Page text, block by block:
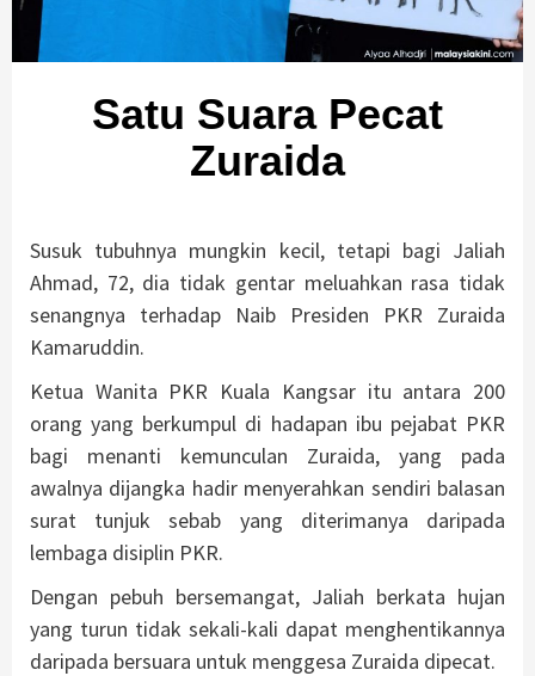
Satu Suara Pecat
Zuraida
Susuk tubuhnya mungkin kecil, tetapi bagi Jaliah
Ahmad, 72, dia tidak gentar meluahkan rasa tidak
senangnya terhadap Naib Presiden PKR Zuraida
Kamaruddin.
Ketua Wanita PKR Kuala Kangsar itu antara 200
orang yang berkumpul di hadapan ibu pejabat PKR
bagi menanti kemunculan Zuraida, yang pada
awalnya dijangka hadir menyerahkan sendiri balasan
surat tunjuk sebab yang diterimanya daripada
lembaga disiplin PKR.
Dengan pebuh bersemangat, Jaliah berkata hujan
yang turun tidak sekali-kali dapat menghentikannya
daripada bersuara untuk menggesa Zuraida dipecat.